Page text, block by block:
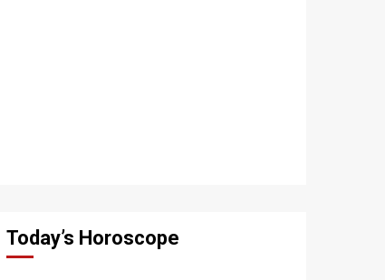
Today’s Horoscope